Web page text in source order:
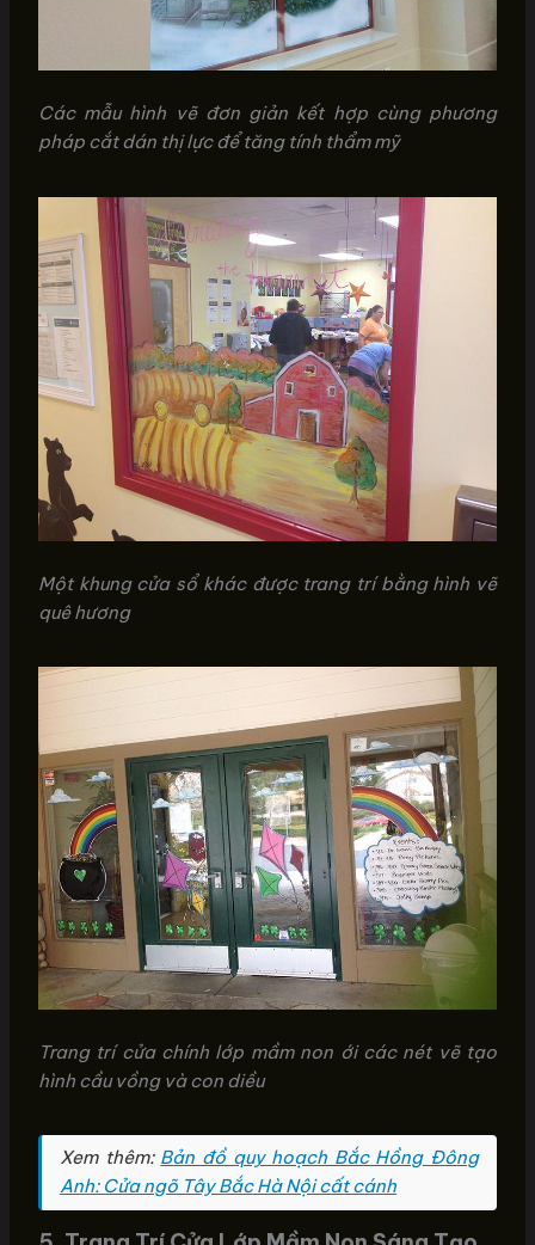
Các mẫu hình vẽ đơn giản kết hợp cùng phương
pháp cắt dán thị lực để tăng tính thẩm mỹ
Một khung cửa sổ khác được trang trí bằng hình vẽ
quê hương
Trang trí cửa chính lớp mầm non ới các nét vẽ tạo
hình cầu vồng và con diều
Xem thêm: Bản đồ quy hoạch Bắc Hồng Đông
Anh: Cửa ngõ Tây Bắc Hà Nội cất cánh